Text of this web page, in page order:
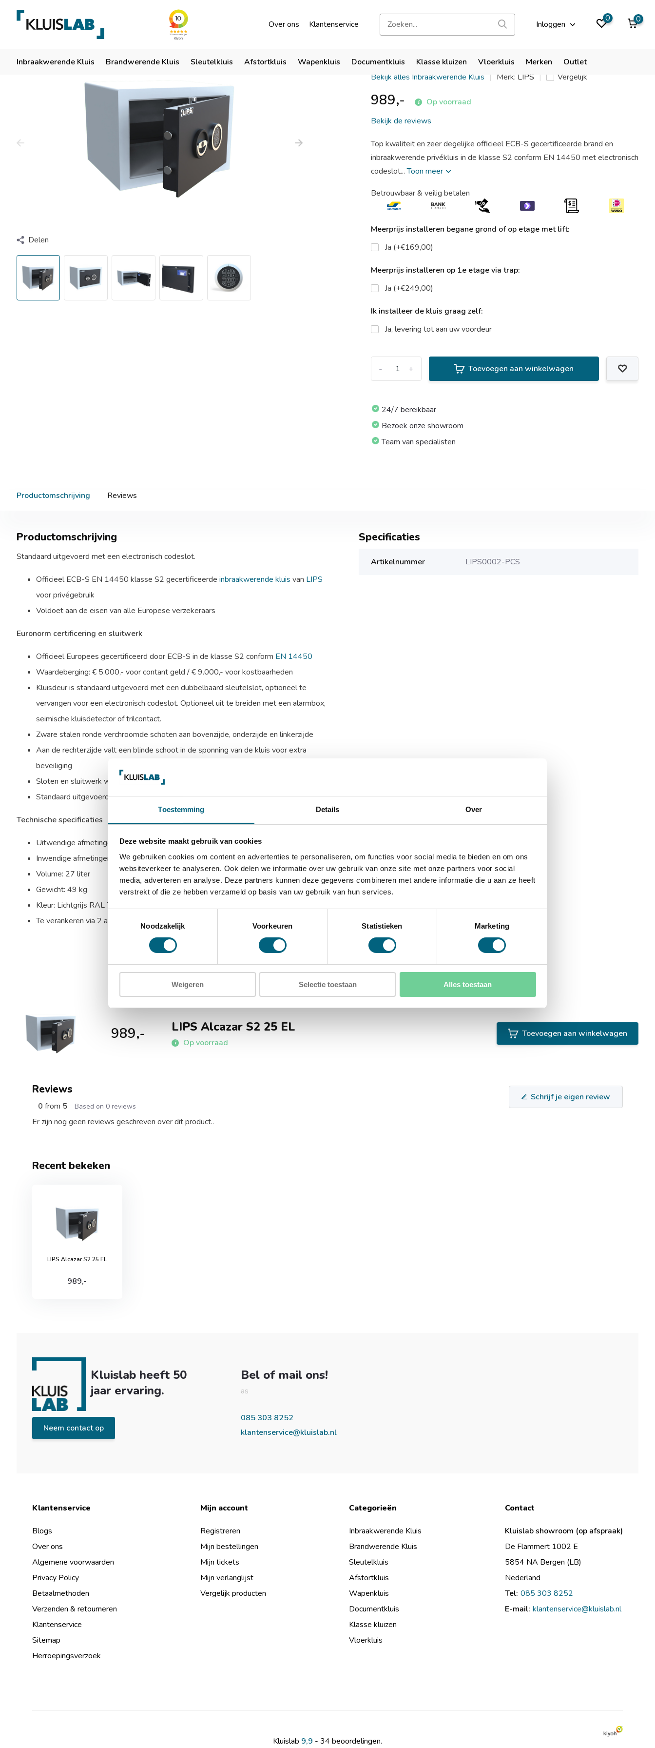
Toestemming Details Over
Deze website maakt gebruik van cookies
We gebruiken cookies om content en advertenties te personaliseren, om functies voor social media te bieden en om ons
websiteverkeer te analyseren. Ook delen we informatie over uw gebruik van onze site met onze partners voor social
media, adverteren en analyse. Deze partners kunnen deze gegevens combineren met andere informatie die u aan ze heeft
verstrekt of die ze hebben verzameld op basis van uw gebruik van hun services.
Noodzakelijk
Voorkeuren Statistieken Marketing
Weigeren Selectie toestaan Alles toestaan
Over ons Klantenservice Inloggen
0 0
Inbraakwerende Kluis Brandwerende Kluis Sleutelkluis Afstortkluis Wapenkluis Documentkluis Klasse kluizen Vloerkluis Merken Outlet
Ruim 50 jaar ervaring Bezoek onze showroom
9,9
Delen
LIPS Alcazar S2 25 EL
Bekijk alles Inbraakwerende Kluis Merk: LIPS Vergelijk
989,-
Op voorraad
Bekijk de reviews
Top kwaliteit en zeer degelijke officieel ECB-S gecertificeerde brand en
inbraakwerende privékluis in de klasse S2 conform EN 14450 met electronisch
codeslot...Toon meer
Betrouwbaar & veilig betalen
Meerprijs installeren begane grond of op etage met lift:
Ja (+€169,00)
Meerprijs installeren op 1e etage via trap:
Ja (+€249,00)
Ik installeer de kluis graag zelf:
Ja, levering tot aan uw voordeur
+
- Toevoegen aan winkelwagen
24/7 bereikbaar
Bezoek onze showroom
Team van specialisten
Productomschrijving Reviews
Productomschrijving
Standaard uitgevoerd met een electronisch codeslot.
Officieel ECB-S EN 14450 klasse S2 gecertificeerde inbraakwerende kluis van LIPS
voor privégebruik
Voldoet aan de eisen van alle Europese verzekeraars
Euronorm certificering en sluitwerk
Officieel Europees gecertificeerd door ECB-S in de klasse S2 conform EN 14450
Waardeberging: € 5.000,- voor contant geld / € 9.000,- voor kostbaarheden
Kluisdeur is standaard uitgevoerd met een dubbelbaard sleutelslot, optioneel te
vervangen voor een electronisch codeslot. Optioneel uit te breiden met een alarmbox,
seimische kluisdetector of trilcontact.
Zware stalen ronde verchroomde schoten aan bovenzijde, onderzijde en linkerzijde
Aan de rechterzijde valt een blinde schoot in de sponning van de kluis voor extra
beveiliging
Sloten en sluitwerk worden beschermd door mangaanstalen harde platen en relockers
Standaard uitgevoerd met 1 in hoogte verstelbaar uitneembaar legbord
Technische specificaties
Uitwendige afmetingen: 330 x 460 x 390 mm (HxBxD)
Inwendige afmetingen: 252 x 385 x 296 mm (HxBxD)
Volume: 27 liter
Gewicht: 49 kg
Kleur: Lichtgrijs RAL 7035 & RAL 5004 deur
Te verankeren via 2 ankergaten in de bodem en 4 ankergaten in de rug
Specificaties
Artikelnummer LIPS0002-PCS
989,- LIPS Alcazar S2 25 EL
Op voorraad
Toevoegen aan winkelwagen
Reviews
0 from 5 Based on 0 reviews
Schrijf je eigen review
Er zijn nog geen reviews geschreven over dit product..
Recent bekeken
LIPS Alcazar S2 25 EL
989,-
Kluislab heeft 50
jaar ervaring.
Neem contact op
Bel of mail ons!
as
085 303 8252
klantenservice@kluislab.nl
Klantenservice
Blogs
Over ons
Algemene voorwaarden
Privacy Policy
Betaalmethoden
Verzenden & retourneren
Klantenservice
Sitemap
Herroepingsverzoek
Mijn account
Registreren
Mijn bestellingen
Mijn tickets
Mijn verlanglijst
Vergelijk producten
Categorieën
Inbraakwerende Kluis
Brandwerende Kluis
Sleutelkluis
Afstortkluis
Wapenkluis
Documentkluis
Klasse kluizen
Vloerkluis
Contact
Kluislab showroom (op afspraak)
De Flammert 1002 E
5854 NA Bergen (LB)
Nederland
Tel: 085 303 8252
E-mail: klantenservice@kluislab.nl
Kluislab 9,9 - 34 beoordelingen.